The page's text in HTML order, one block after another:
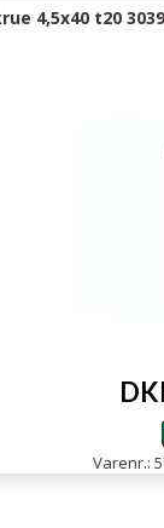
4,5x40 t20
Varenr.: